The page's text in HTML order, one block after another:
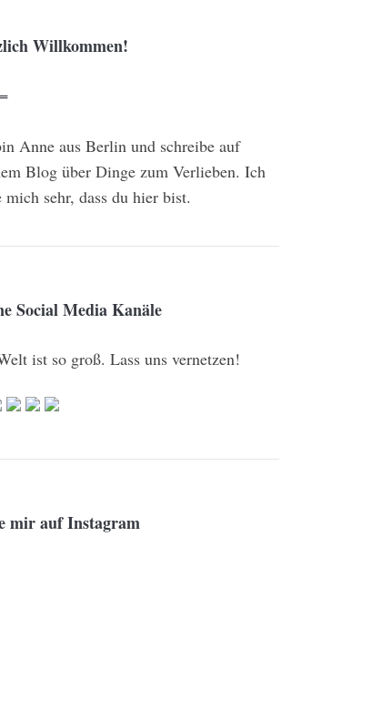
Willkommen!
Anne aus Berlin und schreibe auf
Blog über Dinge zum Verlieben. Ich
mich sehr, dass du hier bist.
Social Media Kanäle
ist so groß. Lass uns vernetzen!
mir auf Instagram